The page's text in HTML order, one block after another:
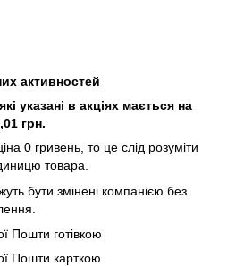
активностей
указані в акціях мається на
грн.
0 гривень, то це слід розуміти
товара.
бути змінені компанією без
Пошти готівкою
Пошти карткою